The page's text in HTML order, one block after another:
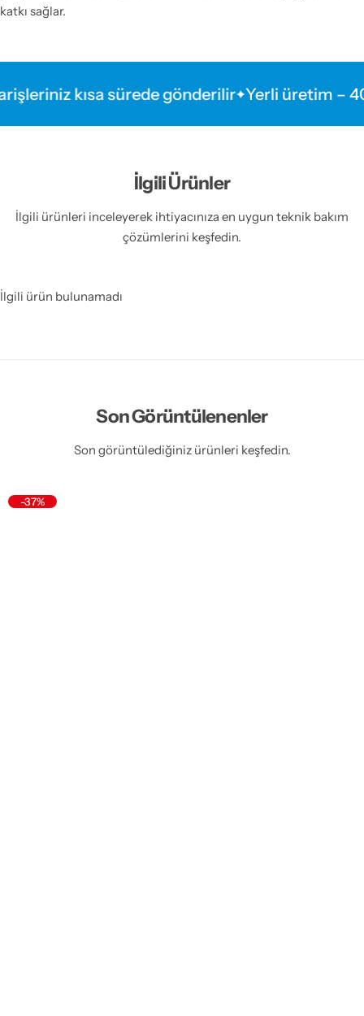
katkı sağlar.
kısa sürede gönderilir Yerli üretim – 404
İlgili Ürünler
İlgili ürünleri inceleyerek ihtiyacınıza en uygun teknik bakım
çözümlerini keşfedin.
İlgili ürün bulunamadı
Son Görüntülenenler
Son görüntülediğiniz ürünleri keşfedin.
-37%